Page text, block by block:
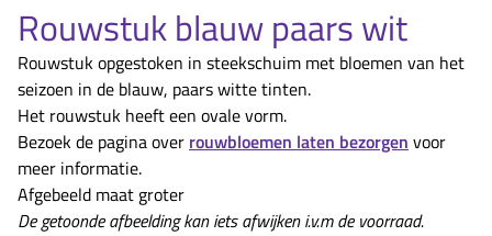
Rouwstuk blauw paars wit
Rouwstuk opgestoken in steekschuim met bloemen van het
seizoen in de blauw, paars witte tinten.
Het rouwstuk heeft een ovale vorm.
Bezoek de pagina over rouwbloemen laten bezorgen voor
meer informatie.
Afgebeeld maat groter
De getoonde afbeelding kan iets afwijken i.v.m de voorraad.